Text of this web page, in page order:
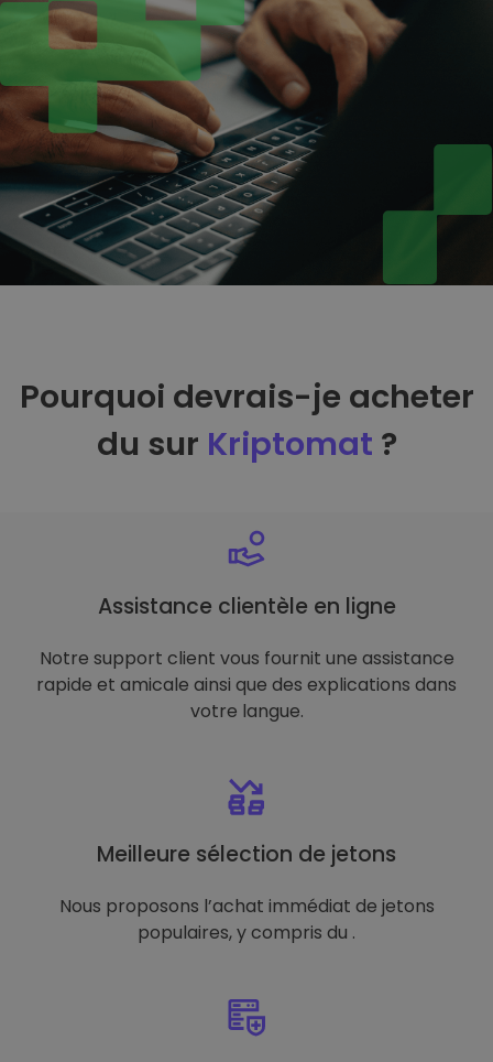
Pourquoi devrais-je acheter
du sur Kriptomat ?
Assistance clientèle en ligne
Notre support client vous fournit une assistance
rapide et amicale ainsi que des explications dans
votre langue.
Meilleure sélection de jetons
Nous proposons l’achat immédiat de jetons
populaires, y compris du .